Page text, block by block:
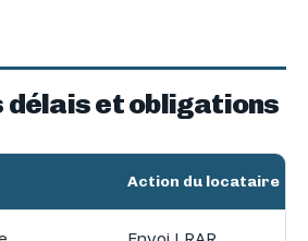
délais et obligations
Action du locataire